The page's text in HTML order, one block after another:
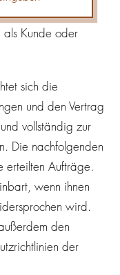
Kunde oder
sich die
und den Vertrag
vollständig zur
Die nachfolgenden
erteilten Aufträge.
wenn ihnen
wird.
den
der